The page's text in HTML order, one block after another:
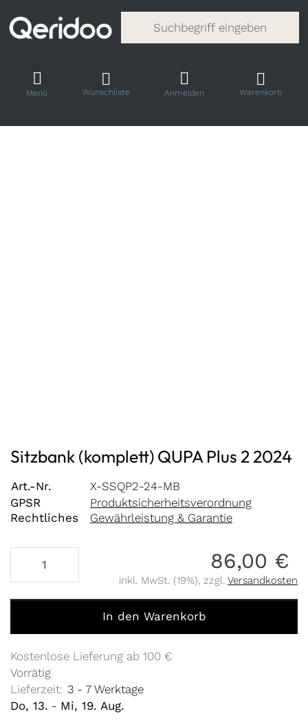
Menü Wunschliste Anmelden Warenkorb
Sitzbank (komplett) QUPA Plus 2 2024
Art.-Nr.
X-SSQP2-24-MB
GPSR
Produktsicherheitsverordnung
Rechtliches
Gewährleistung & Garantie
86,00 €
inkl. MwSt. (19%), zzgl. Versandkosten
In den Warenkorb
Kostenlose Lieferung ab 100 €
Vorrätig
Lieferzeit: 3 - 7 Werktage
Do, 13. - Mi, 19. Aug.